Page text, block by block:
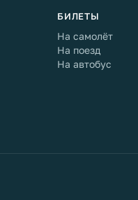
БИЛЕТЫ
На самолёт
На поезд
На автобус